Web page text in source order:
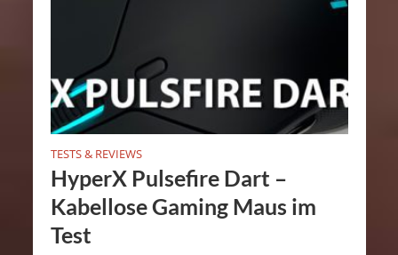
TESTS & REVIEWS
HyperX Pulsefire Dart –
Kabellose Gaming Maus im
Test